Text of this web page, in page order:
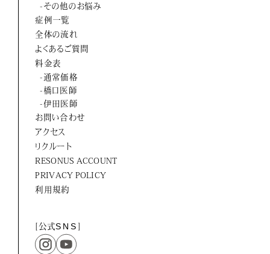
-その他のお悩み
症例一覧
全体の流れ
よくあるご質問
料金表
-通常価格
-橋口医師
-伊田医師
お問い合わせ
アクセス
リクルート
RESONUS ACCOUNT
PRIVACY POLICY
利用規約
[公式SNS